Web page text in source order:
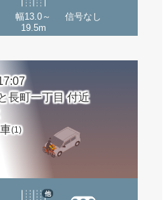
幅13.0～
19.5m
信号なし
長町一丁目 付近
(1)
他